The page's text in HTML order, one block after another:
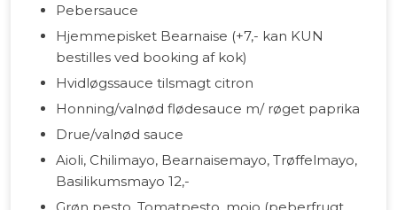
Pebersauce
Hjemmepisket Bearnaise (+7,- kan KUN
bestilles ved booking af kok)
Hvidløgssauce tilsmagt citron
Honning/valnød flødesauce m/ røget paprika
Drue/valnød sauce
Aioli, Chilimayo, Bearnaisemayo, Trøffelmayo,
Basilikumsmayo 12,-
Grøn pesto, Tomatpesto, mojo (peberfrugt